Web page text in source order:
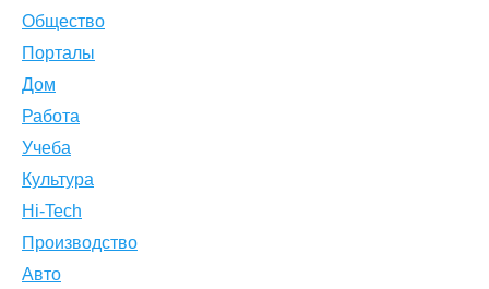
Общество
Порталы
Дом
Работа
Учеба
Культура
Hi-Tech
Производство
Авто